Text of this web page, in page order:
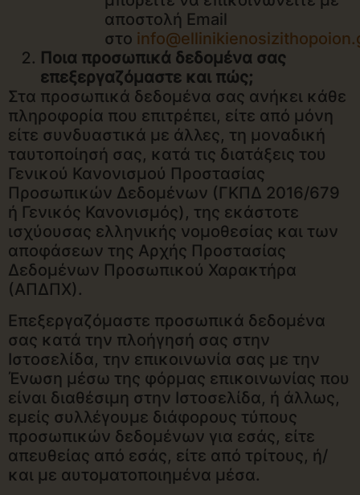
αποστολή Email
στο
Ποια προσωπικά δεδομένα σας
επεξεργαζόμαστε και πώς;
Στα προσωπικά δεδομένα σας ανήκει κάθε
πληροφορία που επιτρέπει, είτε από μόνη
είτε συνδυαστικά με άλλες, τη μοναδική
ταυτοποίησή σας, κατά τις διατάξεις του
Γενικού Κανονισμού Προστασίας
Προσωπικών Δεδομένων (ΓΚΠΔ 2016/679
ή Γενικός Κανονισμός), της εκάστοτε
ισχύουσας ελληνικής νομοθεσίας και των
αποφάσεων της Αρχής Προστασίας
Δεδομένων Προσωπικού Χαρακτήρα
(ΑΠΔΠΧ).
Επεξεργαζόμαστε προσωπικά δεδομένα
σας κατά την πλοήγησή σας στην
Ιστοσελίδα, την επικοινωνία σας με την
Ένωση μέσω της φόρμας επικοινωνίας που
είναι διαθέσιμη στην Ιστοσελίδα, ή άλλως,
εμείς συλλέγουμε διάφορους τύπους
προσωπικών δεδομένων για εσάς, είτε
απευθείας από εσάς, είτε από τρίτους, ή/
και με αυτοματοποιημένα μέσα.